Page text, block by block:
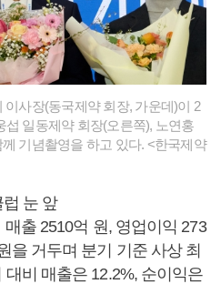
이사장(동국제약 회장, 가운데)이 2
섭 일동제약 회장(오른쪽), 노연홍
기념촬영을 하고 있다. <한국제약
눈 앞
출 2510억 원, 영업이익 273
을 거두며 분기 기준 사상 최
비 매출은 12.2%, 순이익은